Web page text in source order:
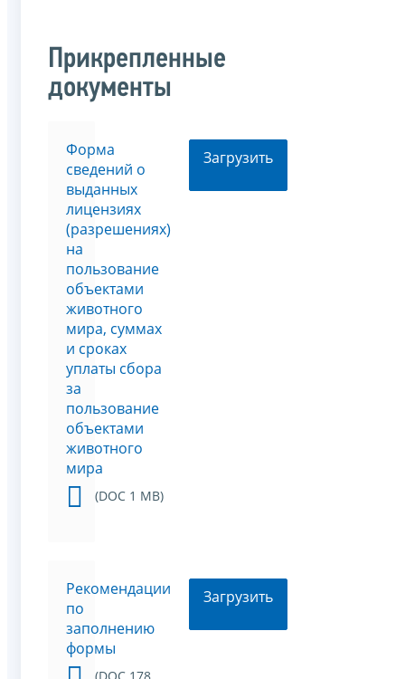
Прикрепленные
документы
Форма
сведений о
выданных
лицензиях
(разрешениях)
на
пользование
объектами
животного
мира, суммах
и сроках
уплаты сбора
за
пользование
объектами
животного
мира
(DOC 1 MB)
Загрузить
Рекомендации
по
заполнению
формы
Загрузить